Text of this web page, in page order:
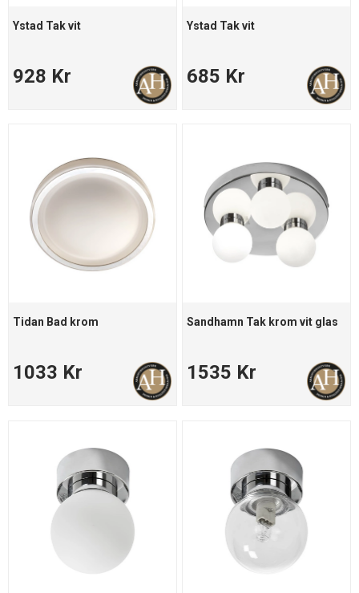
Ystad Tak vit
928 Kr
Ystad Tak vit
685 Kr
Tidan Bad krom
1033 Kr
Sandhamn Tak krom vit glas
1535 Kr